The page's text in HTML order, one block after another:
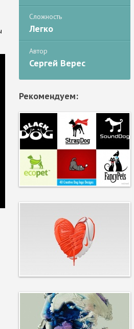
Сложность
Легко
Автор
Сергей Верес
Рекомендуем:
4134
10208